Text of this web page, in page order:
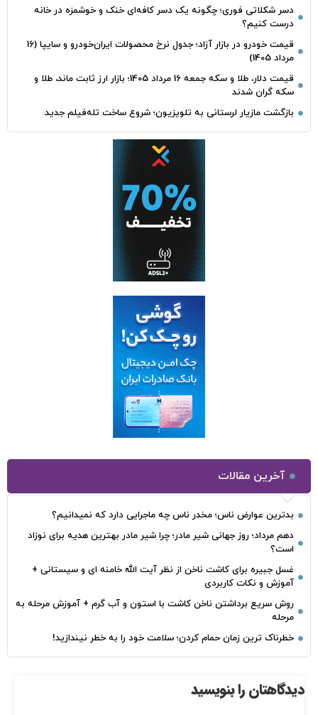
دسر شکلاتی فوری؛ چگونه یک دسر کافه‌ای خنک و خوشمزه در خانه
درست کنیم؟
قیمت خودرو در بازار آزاد؛ جدول نرخ محصولات ایران‌خودرو و سایپا (16
مرداد 1405)
قیمت دلار، طلا و سکه جمعه 16 مرداد 1405؛ بازار ارز ثابت ماند، طلا و
سکه گران شدند
بازگشت مازیار لرستانی به تلویزیون؛ شروع ساخت تله‌فیلم جدید
آخرین مقالات
بدترین عوارض ناس؛ مخدر ناس چه ماجرایی دارد که نمیدانیم؟
دهم مرداد؛ روز جهانی شیر مادر؛ چرا شیر مادر بهترین هدیه برای نوزاد
است؟
غسل جبیره برای کاشت ناخن از نظر آیت الله خامنه ای و سیستانی +
آموزش و نکات کاربردی
روش سریع برداشتن ناخن کاشت با استون و آب گرم + آموزش مرحله به
مرحله
خطرناک‌ ترین زمان‌ حمام کردن؛ سلامت خود را به خطر نیندازید!
دیدگاهتان را بنویسید